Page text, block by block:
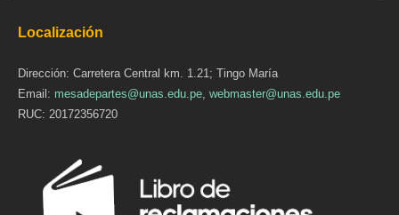
Localización
Dirección: Carretera Central km. 1.21; Tingo María
Email: mesadepartes@unas.edu.pe, webmaster@unas.edu.pe
RUC: 20172356720